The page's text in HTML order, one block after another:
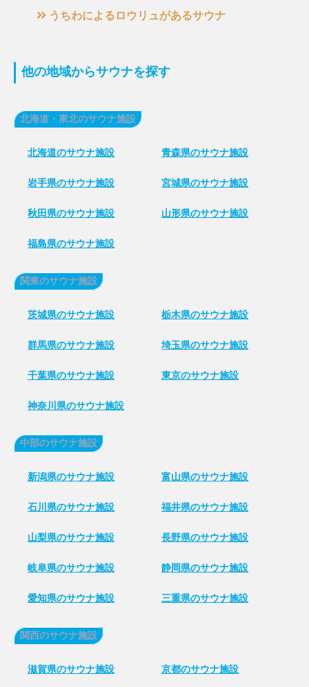
うちわによるロウリュがあるサウナ
他の地域からサウナを探す
北海道・東北のサウナ施設
北海道のサウナ施設 青森県のサウナ施設
岩手県のサウナ施設 宮城県のサウナ施設
秋田県のサウナ施設 山形県のサウナ施設
福島県のサウナ施設
関東のサウナ施設
茨城県のサウナ施設 栃木県のサウナ施設
群馬県のサウナ施設 埼玉県のサウナ施設
千葉県のサウナ施設 東京のサウナ施設
神奈川県のサウナ施設
中部のサウナ施設
新潟県のサウナ施設 富山県のサウナ施設
石川県のサウナ施設 福井県のサウナ施設
山梨県のサウナ施設 長野県のサウナ施設
岐阜県のサウナ施設 静岡県のサウナ施設
愛知県のサウナ施設 三重県のサウナ施設
関西のサウナ施設
滋賀県のサウナ施設 京都のサウナ施設